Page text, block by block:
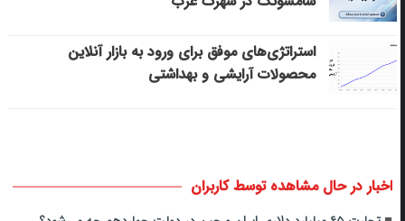
استراتژی‌های موفق برای ورود به بازار آنلاین
محصولات آرایشی و بهداشتی
اخبار در حال مشاهده توسط کاربران